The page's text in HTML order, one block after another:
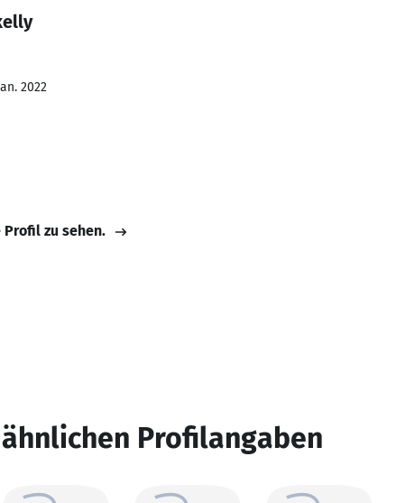
2022
Profil zu sehen.
Profilangaben